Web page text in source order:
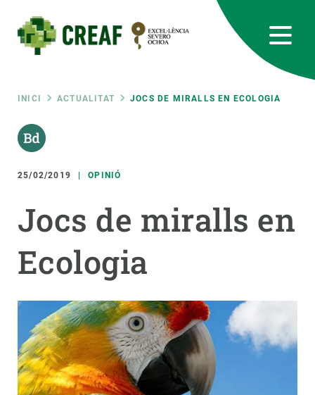
contingut
Fil
d'ariadna
INICI ACTUALITAT JOCS DE MIRALLS EN ECOLOGIA
25/02/2019 OPINIÓ
Jocs de miralls en
Ecologia
RRSS
Featured
responsive
INTRANET
Responsive
menu
SOBRE NOSALTRES
UNEIX-TE A NOSALTRES
PARTICIPA
NOTÍCIES I AGENDA